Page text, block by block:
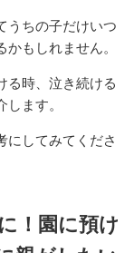
うちの子だけいつ
もしれません。
る時、泣き続ける
ます。
にしてみてくださ
！園に預け